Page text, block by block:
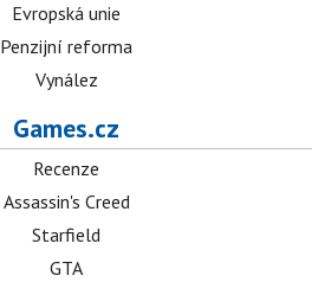
Evropská unie
Penzijní reforma
Vynález
Games.cz
Recenze
Assassin's Creed
Starfield
GTA